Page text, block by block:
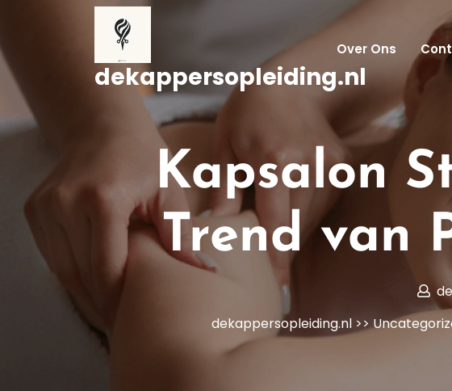
inhoud
gaan
dekappersopleiding.nl
Over Ons
Kapsalon
Trend van
dekappersopleiding.nl>>